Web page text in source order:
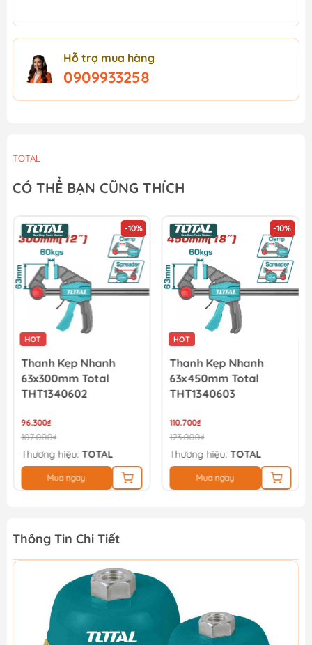
Hỗ trợ mua hàng
0909933258
TOTAL
CÓ THỂ BẠN CŨNG THÍCH
-10%
HOT
Thanh Kẹp Nhanh
63x300mm Total
THT1340602
96.300₫
107.000₫
Thương hiệu: TOTAL
Mua ngay
-10%
HOT
Thanh Kẹp Nhanh
63x450mm Total
THT1340603
110.700₫
123.000₫
Thương hiệu:TOTAL
Mua ngay
Thông Tin Chi Tiết